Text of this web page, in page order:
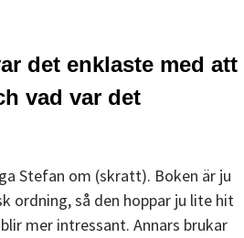
det enklaste med att
vad var det
Stefan om (skratt). Boken är ju
ordning, så den hoppar ju lite hit
mer intressant. Annars brukar